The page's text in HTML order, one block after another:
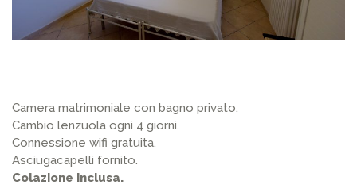
Camera matrimoniale con bagno privato.
Cambio lenzuola ogni 4 giorni.
Connessione wifi gratuita.
Asciugacapelli fornito.
Colazione inclusa.